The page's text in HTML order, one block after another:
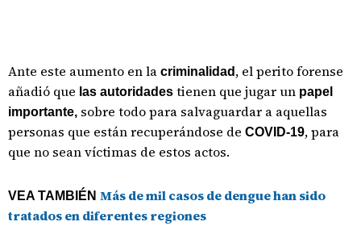
Ante este aumento en la criminalidad , el perito forense
añadió que las autoridades tienen que jugar un papel
importante, sobre todo para salvaguardar a aquellas
personas que están recuperándose de COVID-19, para
que no sean víctimas de estos actos.
VEA TAMBIÉN Más de mil casos de dengue han sido
tratados en diferentes regiones